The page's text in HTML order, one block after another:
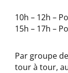
10h – 12h –
15h – 17h –
Par groupe
tour à tour,